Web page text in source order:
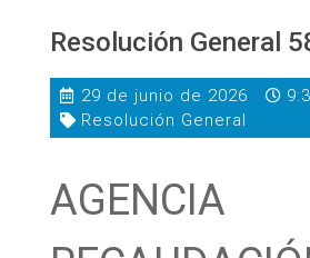
Resolución General
29 de junio de 2026
Resolución General